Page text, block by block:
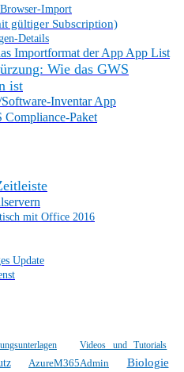
Import
gültiger Subscription)
Details
Importformat der App App List
Wie das GWS
ist
Inventar App
Compliance-Paket
mit Office 2016
Update
Videos und Tutorials
AzureM365Admin Biologie